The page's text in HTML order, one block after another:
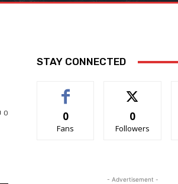
0
STAY CONNECTED
0
Fans
0
Followers
- Advertisement -